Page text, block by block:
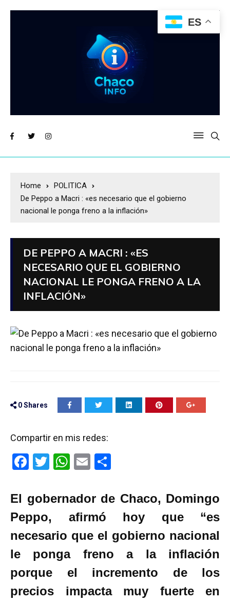
Home
POLITICA
De Peppo a Macri : «es necesario que el gobierno
nacional le ponga freno a la inflación»
DE PEPPO A MACRI : «ES
NECESARIO QUE EL GOBIERNO
NACIONAL LE PONGA FRENO A LA
INFLACIÓN»
0Shares
Compartir en mis redes:
F
ce
b
o
o
k
T
tt
W
at
s
A
p
p
E
ail m
ar
tir
El gobernador de Chaco, Domingo
Peppo, afirmó hoy que “es
necesario que el gobierno nacional
le ponga freno a la inflación
porque el incremento de los
precios impacta muy fuerte en
ES